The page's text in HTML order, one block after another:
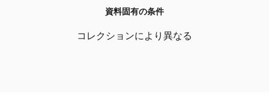
資料固有の条件
コレクションにより異なる